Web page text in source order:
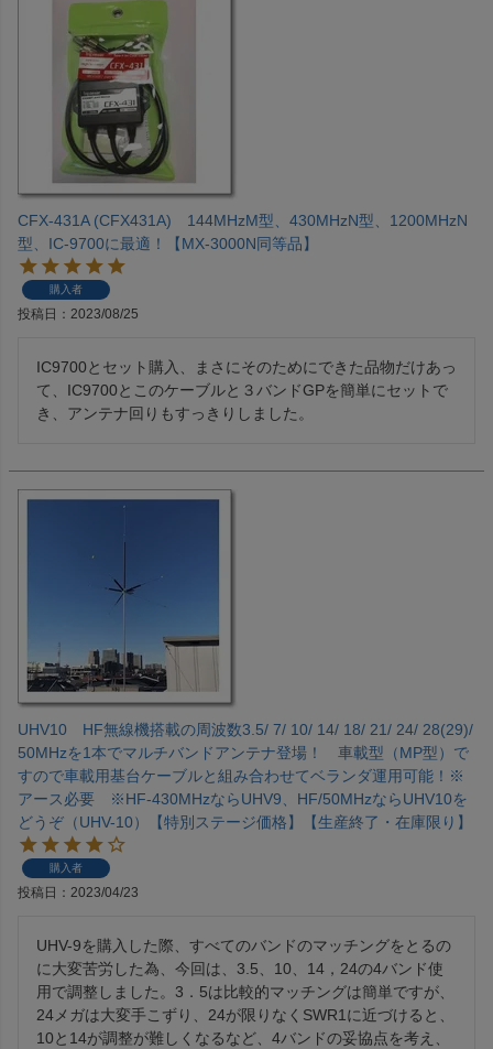
CFX-431A (CFX431A) 144MHzM型、430MHzN型、1200MHzN
型、IC-9700に最適！【MX-3000N同等品】
購入者
投稿日 2023/08/25
IC9700とセット購入、まさにそのためにできた品物だけあっ
て、IC9700とこのケーブルと３バンドGPを簡単にセットで
き、アンテナ回りもすっきりしました。
UHV10 HF無線機搭載の周波数3.5/ 7/ 10/ 14/ 18/ 21/ 24/ 28(29)/
50MHzを1本でマルチバンドアンテナ登場！ 車載型（MP型）で
すので車載用基台ケーブルと組み合わせてベランダ運用可能！※
アース必要 ※HF-430MHzならUHV9、HF/50MHzならUHV10を
どうぞ（UHV-10）【特別ステージ価格】【生産終了・在庫限り】
購入者
投稿日 2023/04/23
UHV-9を購入した際、すべてのバンドのマッチングをとるの
に大変苦労した為、今回は、3.5、10、14，24の4バンド使
用で調整しました。3．5は比較的マッチングは簡単ですが、
24メガは大変手こずり、24が限りなくSWR1に近づけると、
10と14が調整が難しくなるなど、4バンドの妥協点を考え、